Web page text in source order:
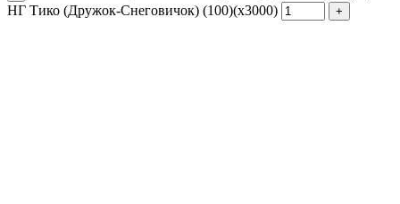
НГ Тико (Дружок-Снеговичок) (100)(х3000)